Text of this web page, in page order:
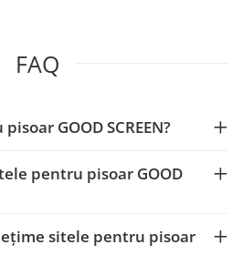
FAQ
GOOD SCREEN?
pentru pisoar GOOD
sitele pentru pisoar